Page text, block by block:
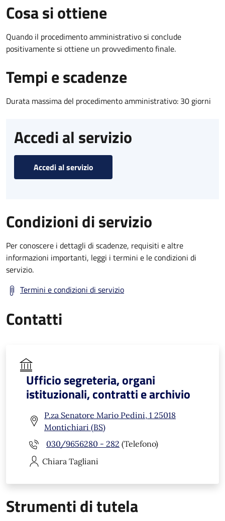
Cosa si ottiene
Quando il procedimento amministrativo si conclude
positivamente si ottiene un provvedimento finale.
Tempi e scadenze
Durata massima del procedimento amministrativo: 30 giorni
Accedi al servizio
Accedi al servizio
Condizioni di servizio
Per conoscere i dettagli di scadenze, requisiti e altre
informazioni importanti, leggi i termini e le condizioni di
servizio.
Termini e condizioni di servizio
Contatti
Ufficio segreteria, organi
istituzionali, contratti e archivio
P.za Senatore Mario Pedini, 1 25018
Montichiari (BS)
030/9656280 - 282 (Telefono)
Chiara Tagliani
Strumenti di tutela